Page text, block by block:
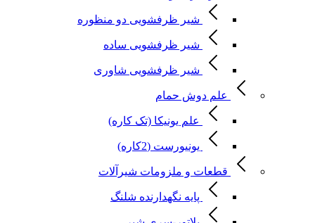
شیر ظرفشویی دو منظوره
شیر ظرفشویی ساده
شیر ظرفشویی شاوری
علم دوش حمام
علم یونیکا (تک کاره)
یونیورست (2کاره)
قطعات و ملزومات شیرآلات
پایه نگهدارنده شلنگ